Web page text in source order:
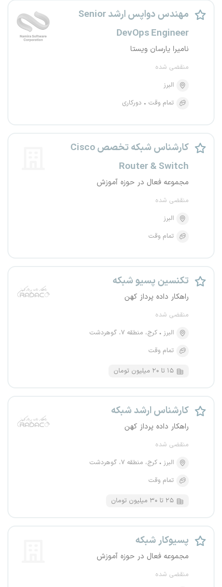
مهندس دواپس ارشد Senior
DevOps Engineer
نامیرا یارسان ویستا
منقضی شده
البرز
تمام وقت
دورکاری
کارشناس شبکه تخصص Cisco
Router & Switch
مجموعه فعال در حوزه آموزش
منقضی شده
البرز
تمام وقت
تکنسین پسیو شبکه
راهکار داده پرداز کهن
منقضی شده
البرز
کرج، منطقه ۷، گوهردشت
تمام وقت
۱۵ تا ۲۰ میلیون تومان
کارشناس ارشد شبکه
راهکار داده پرداز کهن
منقضی شده
البرز
کرج، منطقه ۷، گوهردشت
تمام وقت
۲۵ تا ۳۰ میلیون تومان
پسیوکار شبکه
مجموعه فعال در حوزه آموزش
منقضی شده